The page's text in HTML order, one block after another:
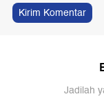
Kirim Komentar
Jadilah